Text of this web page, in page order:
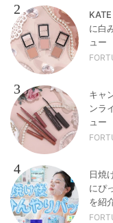
2
に白
ュー
3
キャ
ンラ
ュー
4
日焼
にぴ
を紹